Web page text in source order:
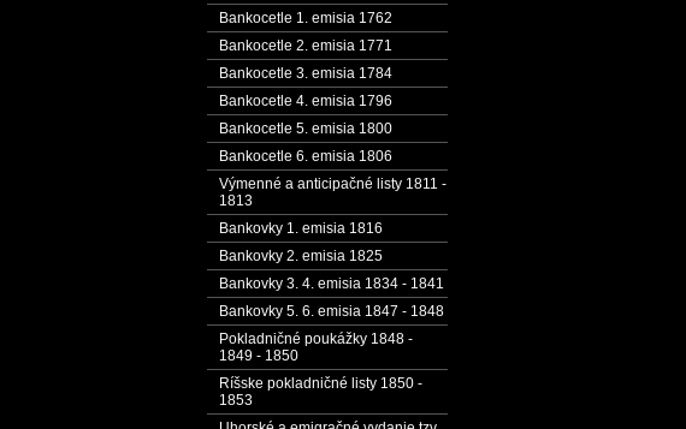
Bankocetle 1. emisia 1762
Bankocetle 2. emisia 1771
Bankocetle 3. emisia 1784
Bankocetle 4. emisia 1796
Bankocetle 5. emisia 1800
Bankocetle 6. emisia 1806
Výmenné a anticipačné listy 1811 -
1813
Bankovky 1. emisia 1816
Bankovky 2. emisia 1825
Bankovky 3. 4. emisia 1834 - 1841
Bankovky 5. 6. emisia 1847 - 1848
Pokladničné poukážky 1848 -
1849 - 1850
Ríšske pokladničné listy 1850 -
1853